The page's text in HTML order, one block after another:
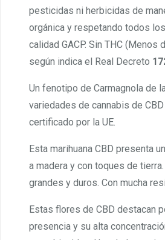
pesticidas ni herbicidas de
orgánica y respetando todos
calidad GACP. Sin THC (Menos
según indica el Real Decreto
Un fenotipo de Carmagnola de
variedades de cannabis de
certificado por la UE.
Esta marihuana CBD presenta
a madera y con toques de
grandes y duros. Con mucha
Estas flores de CBD destacan
presencia y su alta